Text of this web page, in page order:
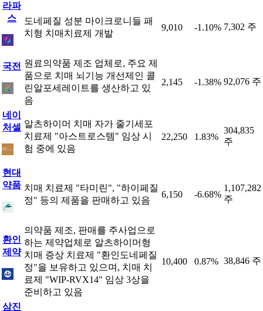
라파
스
도네페질 성분 마이크로니들 패
치형 치매치료제 개발
9,010 -1.10% 7,302 주
국전 원료의약품 제조 업체로, 주요 제
품으로 치매 뇌기능 개선제인 콜
린알포세레이트를 생산하고 있
음
2,145 -1.38% 92,076 주
네이
처셀 알츠하이머 치매 자가 줄기세포
치료제 "아스트로스템" 임상 시
험 중에 있음
22,250 1.83%
304,835
주
현대
약품 치매 치료제 "타미린", "하이페질
정" 등의 제품을 판매하고 있음
6,150 -6.68%
1,107,282
주
환인
제약
의약품 제조, 판매를 주사업으로
하는 제약업체로 알츠하이머형
치매 증상 치료제 "환인도네페질
정"을 보유하고 있으며, 치매 치
료제 "WIP-RVX14" 임상 3상을
준비하고 있음
10,400 0.87% 38,846 주
삼진